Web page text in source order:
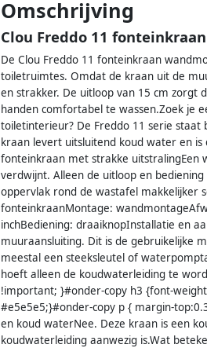
Omschrijving
Clou Freddo 11
De Clou Freddo 11 fonteinkraan
toiletruimtes. Omdat de kraan uit de
en strakker. De uitloop van 15 cm
handen comfortabel te wassen.Zoek je
toiletinterieur? De Freddo 11 serie staat
kraan levert uitsluitend koud water en
fonteinkraan met strakke uitstralingEen
verdwijnt. Alleen de uitloop en
oppervlak rond de wastafel makkelijker
fonteinkraanMontage:
inchBediening: draaiknopInstallatie en
muuraansluiting. Dit is de gebruikelijke
meestal een steeksleutel of
hoeft alleen de koudwaterleiding te
!important; }#onder-copy h3 {font-
#e5e5e5;}#onder-copy p { margin-
en koud waterNee. Deze kraan is een
koudwaterleiding aanwezig is.Wat